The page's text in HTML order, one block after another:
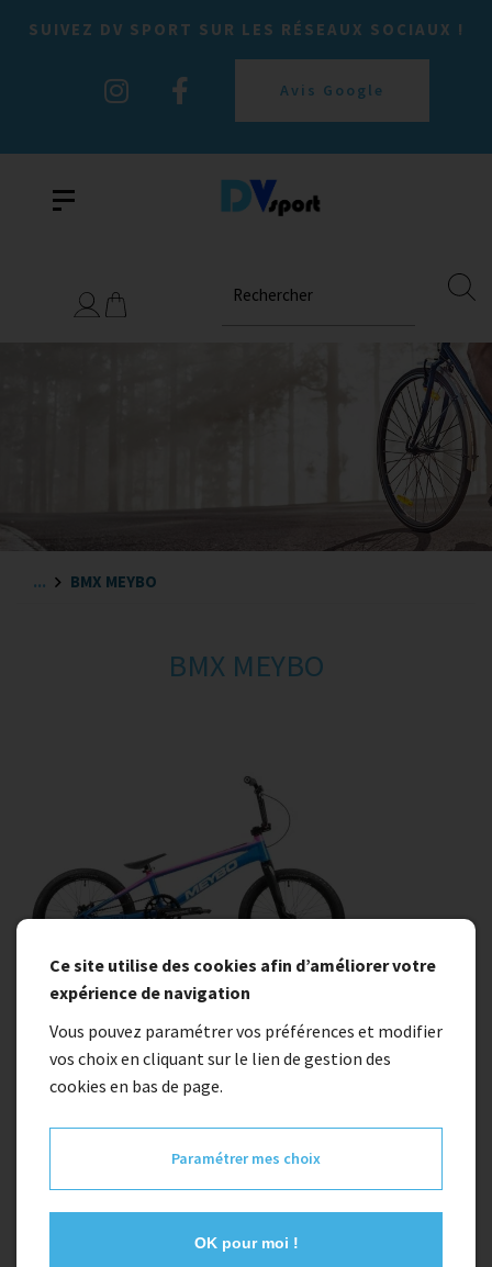
SUIVEZ DV SPORT SUR LES RÉSEAUX SOCIAUX !
Avis Google
Rechercher
... BMX MEYBO
BMX MEYBO
BMX MEYBO
Ce site utilise des cookies afin d’améliorer votre
expérience de navigation
Vous pouvez paramétrer vos préférences et modifier
vos choix en cliquant sur le lien de gestion des
cookies en bas de page.
Paramétrer mes choix
OK pour moi !